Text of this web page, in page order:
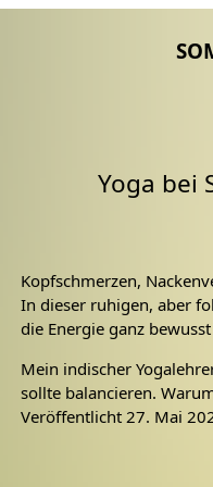
Yoga bei
Kopfschmerzen,
In dieser ruhigen, aber
die Energie ganz
Mein indischer
sollte balancieren.
Konzentration erfordern
Veröffentlicht 27. Mai